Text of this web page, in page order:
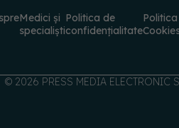
Medici și
specialiști
Politica de
confidențialitate
Politica
© 2026 PRESS MEDIA ELECTRONIC